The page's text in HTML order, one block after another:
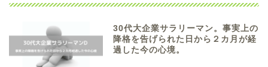
30代大企業サラリーマン。事実上の
降格を告げられた日から２カ月が経
過した今の心境。